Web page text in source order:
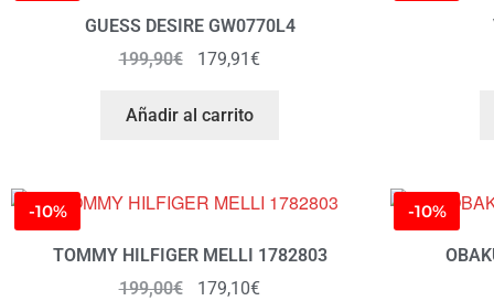
GUESS DESIRE GW0770L4
199,90€ 179,91€
Añadir al carrito
-10%
TOMMY HILFIGER MELLI 1782803
199,00€ 179,10€
-10%